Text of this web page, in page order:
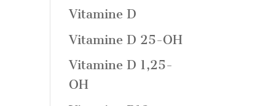
Vitamine D
Vitamine D 25-OH
Vitamine D 1,25-
OH